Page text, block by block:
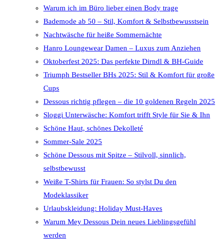
Warum ich im Büro lieber einen Body trage
Bademode ab 50 – Stil, Komfort & Selbstbewusstsein
Nachtwäsche für heiße Sommernächte
Hanro Loungewear Damen – Luxus zum Anziehen
Oktoberfest 2025: Das perfekte Dirndl & BH-Guide
Triumph Bestseller BHs 2025: Stil & Komfort für große
Cups
Dessous richtig pflegen – die 10 goldenen Regeln 2025
Sloggi Unterwäsche: Komfort trifft Style für Sie & Ihn
Schöne Haut, schönes Dekolleté
Sommer-Sale 2025
Schöne Dessous mit Spitze – Stilvoll, sinnlich,
selbstbewusst
Weiße T-Shirts für Frauen: So stylst Du den
Modeklassiker
Urlaubskleidung: Holiday Must-Haves
Warum Mey Dessous Dein neues Lieblingsgefühl
werden